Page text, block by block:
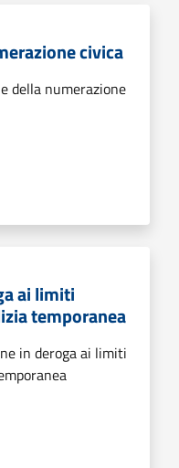
civica
della numerazione
ai limiti
temporanea
in deroga ai limiti